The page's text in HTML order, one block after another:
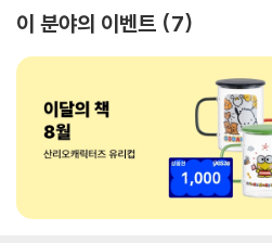
이 분야의 이벤트 7